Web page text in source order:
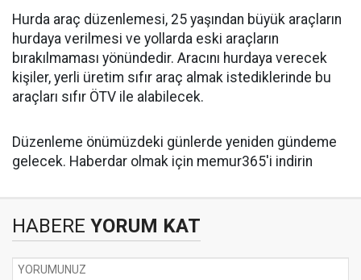
Hurda araç düzenlemesi, 25 yaşından büyük araçların
hurdaya verilmesi ve yollarda eski araçların
bırakılmaması yönündedir. Aracını hurdaya verecek
kişiler, yerli üretim sıfır araç almak istediklerinde bu
araçları sıfır ÖTV ile alabilecek.
Düzenleme önümüzdeki günlerde yeniden gündeme
gelecek. Haberdar olmak için memur365'i indirin
HABERE YORUM KAT